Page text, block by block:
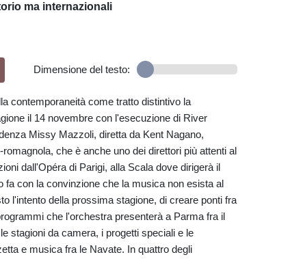
ma internazionali
Dimensione del testo:
contemporaneità come tratto distintivo la
il 14 novembre con l'esecuzione di River
Missy Mazzoli, diretta da Kent Nagano,
che è anche uno dei direttori più attenti al
dall'Opéra di Parigi, alla Scala dove dirigerà il
con la convinzione che la musica non esista al
l'intento della prossima stagione, di creare ponti fra
che l'orchestra presenterà a Parma fra il
stagioni da camera, i progetti speciali e le
e musica fra le Navate. In quattro degli